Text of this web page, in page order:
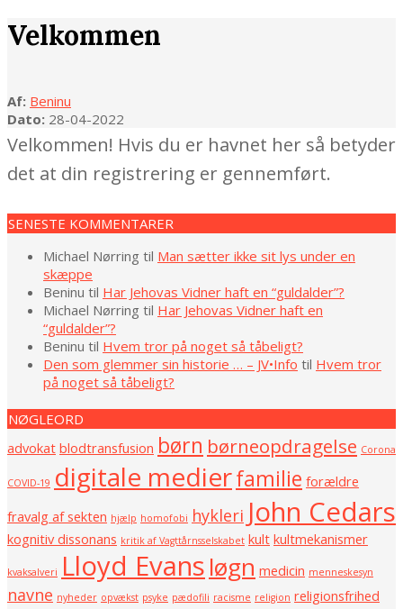
Velkommen
Af: Beninu
Dato: 28-04-2022
Velkommen! Hvis du er havnet her så betyder
det at din registrering er gennemført.
2022-
04-
SENESTE KOMMENTARER
Michael Nørring til Man sætter ikke sit lys under en
skæppe
Beninu til Har Jehovas Vidner haft en “guldalder”?
Michael Nørring til Har Jehovas Vidner haft en
“guldalder”?
Beninu til Hvem tror på noget så tåbeligt?
Den som glemmer sin historie … – JV•Info til Hvem tror
på noget så tåbeligt?
NØGLEORD
advokat blodtransfusion børn børneopdragelse Corona
COVID-19 digitale medierfamilie forældre
fravalg af sekten hjælp homofobi hykleri John Cedars
kognitiv dissonans kritik af Vagttårnsselskabet kult kultmekanismer
kvaksalveri Lloyd Evansløgn medicin menneskesyn
navne nyheder opvækst psyke pædofili racisme religion religionsfrihed